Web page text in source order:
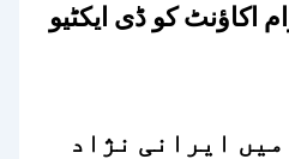
اکاؤنٹ کو ڈی ایکٹیو
ایرانی نژاد